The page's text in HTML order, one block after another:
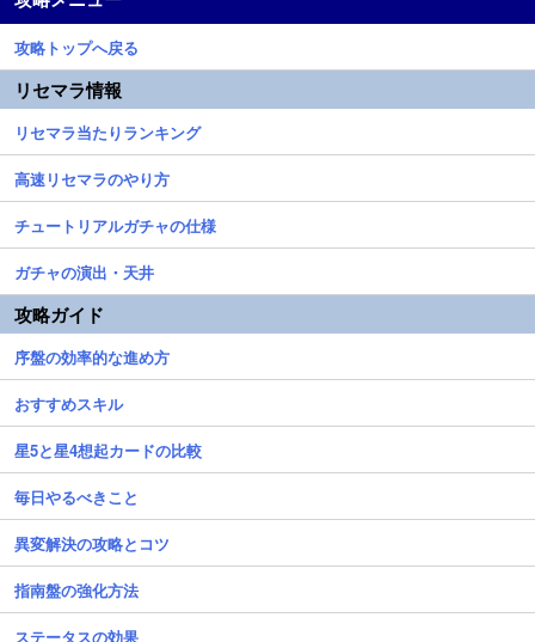
攻略トップへ戻る
リセマラ情報
リセマラ当たりランキング
高速リセマラのやり方
チュートリアルガチャの仕様
ガチャの演出・天井
攻略ガイド
序盤の効率的な進め方
おすすめスキル
星5と星4想起カードの比較
毎日やるべきこと
異変解決の攻略とコツ
指南盤の強化方法
ステータスの効果